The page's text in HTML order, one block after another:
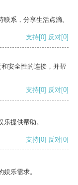
系，分享生活点滴。
支持[0] 反对[0]
安全性的连接，并帮
支持[0] 反对[0]
提供帮助。
支持[0] 反对[0]
乐需求。